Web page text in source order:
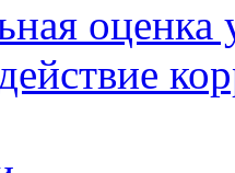
оценка